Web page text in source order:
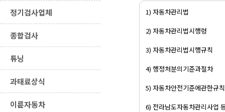
정기검사업체
종합검사
튜닝
과태료상식
이륜자동차
1) 자동차관리법
2) 자동차관리법시행령
3) 자동차관리법시행규칙
4) 행정처분의기준과절차
5) 자동차안전기준에관한규칙
6) 전라남도자동차관리사업